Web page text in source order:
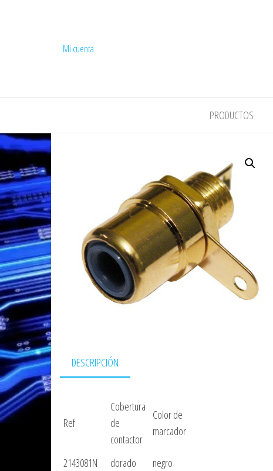
COMPEL
Mi cuenta
PRODUCTOS
DESCRIPCIÓN
Ref
Cobertura
de
contactor
Color de
marcador
2143081N dorado
negro